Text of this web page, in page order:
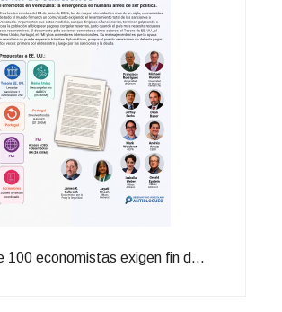
100 economistas exigen fin d...